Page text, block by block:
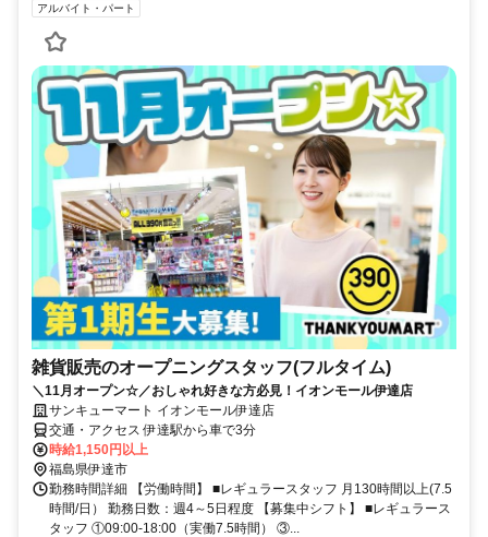
アルバイト・パート
雑貨販売のオープニングスタッフ(フルタイム)
＼11月オープン☆／おしゃれ好きな方必見！イオンモール伊達店
サンキューマート イオンモール伊達店
交通・アクセス 伊達駅から車で3分
時給1,150円以上
福島県伊達市
勤務時間詳細 【労働時間】 ■レギュラースタッフ 月130時間以上(7.5
時間/日） 勤務日数：週4～5日程度 【募集中シフト】 ■レギュラース
タッフ ①09:00-18:00（実働7.5時間） ③...